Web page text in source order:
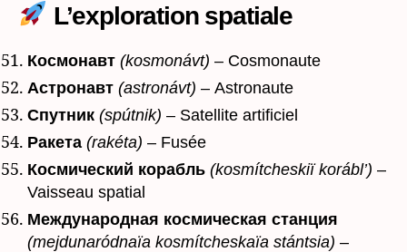
L’exploration spatiale
Космонавт (kosmonávt) – Cosmonaute
Астронавт (astronávt) – Astronaute
Спутник (spútnik) – Satellite artificiel
Ракета (rakéta) – Fusée
Космический корабль (kosmítcheskiï korábl’) –
Vaisseau spatial
Международная космическая станция
(mejdunaródnaïa kosmítcheskaïa stántsia) –